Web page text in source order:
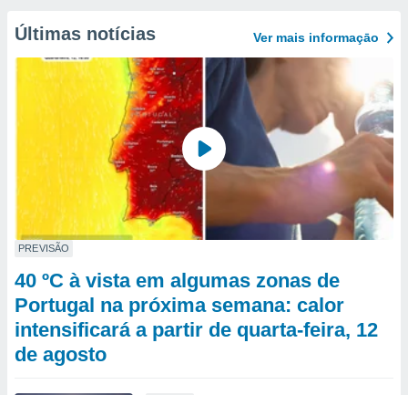
Últimas notícias Ver mais informaçāo
PREVISÃO
40 ºC à vista em algumas zonas de
Portugal na próxima semana: calor
intensificará a partir de quarta-feira, 12
de agosto